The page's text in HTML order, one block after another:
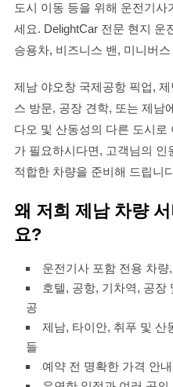
도시 이동 등을 위해 운전기
세요. DelightCar 전문 현지 운
승용차, 비즈니스 밴, 미니버
제남 야오창 국제공항 픽업,
스 방문, 공장 견학, 또는 제남
다오 및 산동성의 다른 도시
가 필요하시다면, 고객님의 인
적합한 차량을 준비해 드립니
왜 저희 제남 차량
요?
운전기사 포함 전용 차량
호텔, 공항, 기차역, 공장
공
제남, 타이안, 취푸 및 산
들
예약 전 명확한 가격 안내